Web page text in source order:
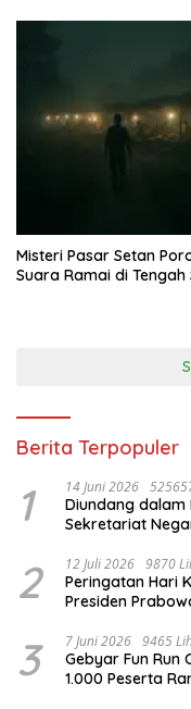
Misteri Pasar Setan
Suara Ramai di Tengah
Berita Terpopuler
1 14 Juni 2026
Diundang dalam
Sekretariat
2 12 Juli 2026 9870
Peringatan Hari
Presiden
3 7 Juni 2026 9465
Gebyar Fun Run
1.000 Peserta